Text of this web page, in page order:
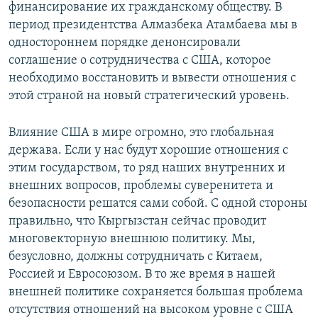
финансирование их гражданскому обществу. В
период президентства Алмазбека Атамбаева мы в
одностороннем порядке денонсировали
соглашение о сотрудничества с США, которое
необходимо восстановить и вывести отношения с
этой страной на новый стратегический уровень.
Влияние США в мире огромно, это глобальная
держава. Если у нас будут хорошие отношения с
этим государством, то ряд наших внутренних и
внешних вопросов, проблемы суверенитета и
безопасности решатся сами собой. С одной стороны
правильно, что Кыргызстан сейчас проводит
многовекторную внешнюю политику. Мы,
безусловно, должны сотрудничать с Китаем,
Россией и Евросоюзом. В то же время в нашей
внешней политике сохраняется большая проблема
отсутствия отношений на высоком уровне с США